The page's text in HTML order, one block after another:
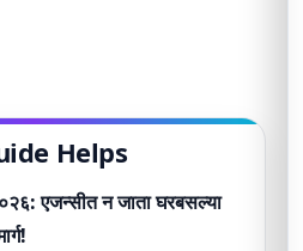
Helps
एजन्सीत न जाता घरबसल्या